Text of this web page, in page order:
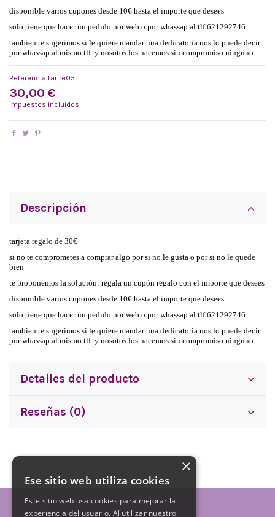
disponible varios cupones desde 10€ hasta el importe que desees
solo tiene que hacer un pedido por web o por whassap al tlf 621292746
tambien te sugerimos si le quiere mandar una dedicatoria nos lo puede decir
por whassap al mismo tlf y nosotos los hacemos sin compromiso ninguno
Referencia tarjre05
30,00 €
Impuestos incluidos
Descripción
tarjeta regalo de 30€
si no te comprometes a comprar algo por si no le gusta o por si no le quede
bien
te proponemos la solución: regala un cupón regalo con el importe que desees
disponible varios cupones desde 10€ hasta el importe que desees
solo tiene que hacer un pedido por web o por whassap al tlf 621292746
tambien te sugerimos si le quiere mandar una dedicatoria nos lo puede decir
por whassap al mismo tlf y nosotos los hacemos sin compromiso ninguno
Detalles del producto
Reseñas (0)
×
Ese sitio web utiliza cookies
Este sitio web usa cookies para mejorar la
experiencia del usuario. Al utilizar nuestro